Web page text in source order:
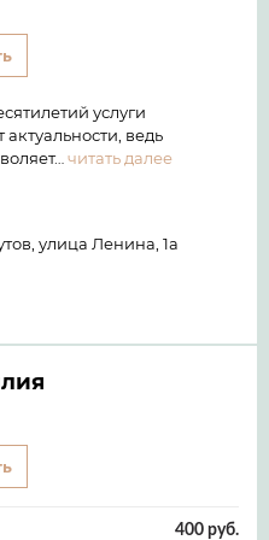
услуги
ведь
читать далее
улица Ленина, 1а
400 руб.